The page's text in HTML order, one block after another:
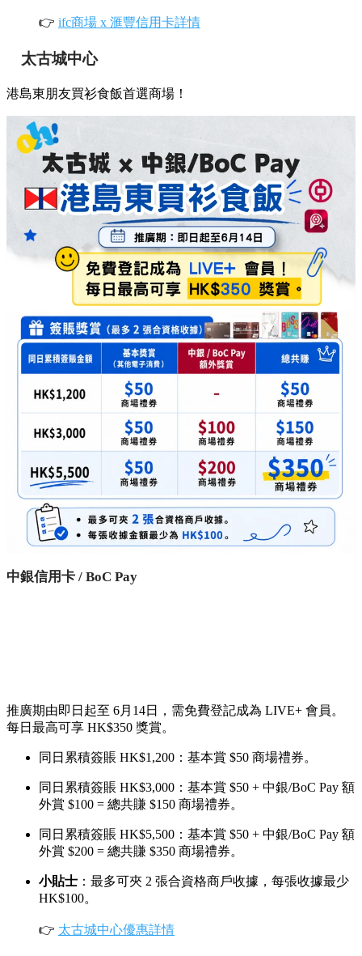
👉 ifc商場 x 滙豐信用卡詳情
太古城中心
港島東朋友買衫食飯首選商場！
中銀信用卡 / BoC Pay
推廣期由即日起至 6月14日，需免費登記成為 LIVE+ 會員。
每日最高可享 HK$350 獎賞。
同日累積簽賬 HK$1,200：基本賞 $50 商場禮券。
同日累積簽賬 HK$3,000：基本賞 $50 + 中銀/BoC Pay 額
外賞 $100 = 總共賺 $150 商場禮券。
同日累積簽賬 HK$5,500：基本賞 $50 + 中銀/BoC Pay 額
外賞 $200 = 總共賺 $350 商場禮券。
小貼士 ：最多可夾 2 張合資格商戶收據，每張收據最少
HK$100。
👉 太古城中心優惠詳情